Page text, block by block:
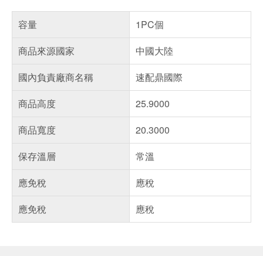
容量
1PC個
商品來源國家
中國大陸
國內負責廠商名稱
速配鼎國際
商品高度
25.9000
商品寬度
20.3000
保存溫層
常溫
應免稅
應稅
應免稅
應稅